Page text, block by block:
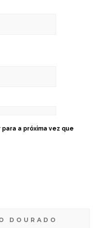
a próxima vez que
DOURADO